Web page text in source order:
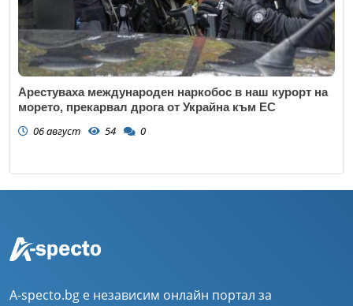
Арестуваха международен наркобос в наш курорт на
морето, прекарвал дрога от Украйна към ЕС
06 август 54 0
A-specto.bg е независим онлайн портал за